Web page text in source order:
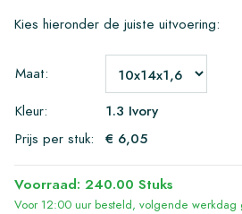
Kies hieronder de juiste uitvoering:
Maat:
Kleur:
1.3 Ivory
Prijs per stuk:
€ 6,05
Voorraad: 240.00 Stuks
Voor 12:00 uur besteld, volgende werkdag